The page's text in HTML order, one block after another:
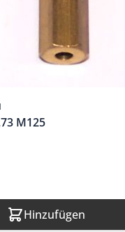
M125
Hinzufügen